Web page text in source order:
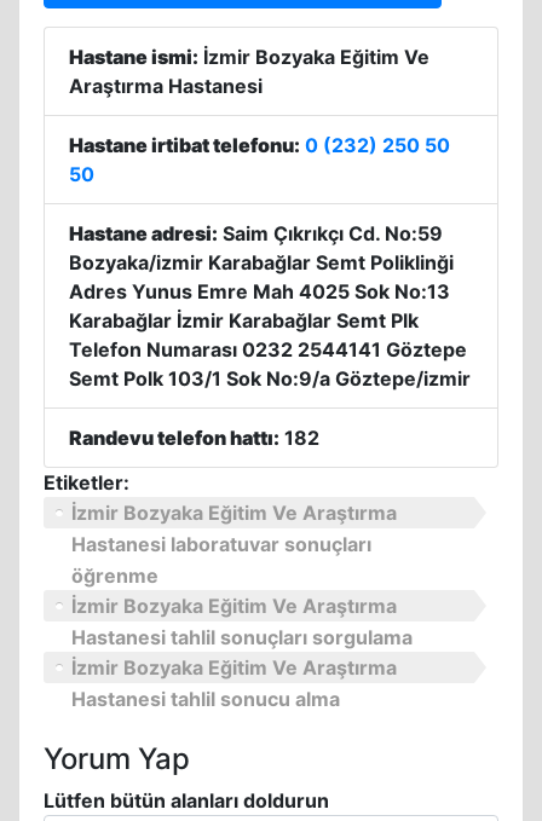
Hastane ismi: İzmir Bozyaka Eğitim Ve
Araştırma Hastanesi
Hastane irtibat telefonu: 0 (232) 250 50
50
Hastane adresi: Saim Çıkrıkçı Cd. No:59
Bozyaka/izmir Karabağlar Semt Poliklinği
Adres Yunus Emre Mah 4025 Sok No:13
Karabağlar İzmir Karabağlar Semt Plk
Telefon Numarası 0232 2544141 Göztepe
Semt Polk 103/1 Sok No:9/a Göztepe/izmir
Randevu telefon hattı: 182
Etiketler:
İzmir Bozyaka Eğitim Ve Araştırma
Hastanesi laboratuvar sonuçları
öğrenme
İzmir Bozyaka Eğitim Ve Araştırma
Hastanesi tahlil sonuçları sorgulama
İzmir Bozyaka Eğitim Ve Araştırma
Hastanesi tahlil sonucu alma
Yorum Yap
Lütfen bütün alanları doldurun